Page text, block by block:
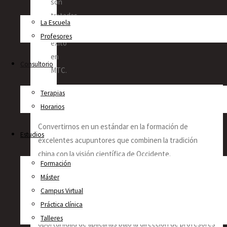
La Escuela
Profesores
Consultorio
Terapias
Horarios
Estudios
Formación
Máster
Campus Virtual
Práctica clínica
Talleres
tratadas
con
éxito
en
MTC.
Misión y Visión
Convertirnos en un estándar en la formación de
excelentes acupuntores que combinen la tradición
china con la visión científica de Occidente.
Brindar, por un lado, las herramientas terapéuticas a los
profesionales de la Medicina Tradicional China, y la
oportunidad de aplicarlas bajo la dirección de profesores